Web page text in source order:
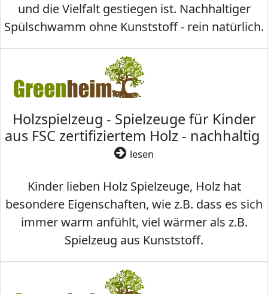
und die Vielfalt gestiegen ist. Nachhaltiger
Spülschwamm ohne Kunststoff - rein natürlich.
Holzspielzeug - Spielzeuge für Kinder
aus FSC zertifiziertem Holz - nachhaltig
lesen
Kinder lieben Holz Spielzeuge, Holz hat
besondere Eigenschaften, wie z.B. dass es sich
immer warm anfühlt, viel wärmer als z.B.
Spielzeug aus Kunststoff.